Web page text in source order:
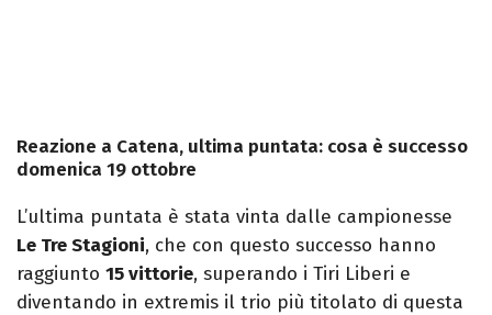
Reazione a Catena, ultima puntata: cosa è successo
domenica 19 ottobre
L’ultima puntata è stata vinta dalle campionesse
Le Tre Stagioni, che con questo successo hanno
raggiunto 15 vittorie, superando i Tiri Liberi e
diventando in extremis il trio più titolato di questa